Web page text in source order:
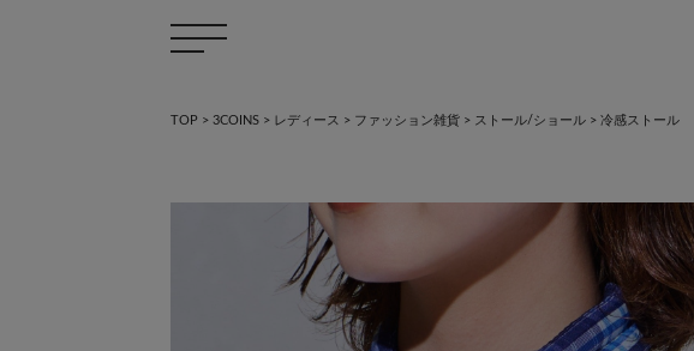
TOP > 3COINS > レディース > ファッション雑貨 > ストール/ショール > 冷感ストール